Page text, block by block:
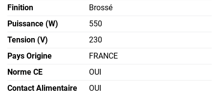
Finition
Brossé
Puissance (W)
550
Tension (V)
230
Pays Origine
FRANCE
Norme CE
OUI
Contact Alimentaire
OUI